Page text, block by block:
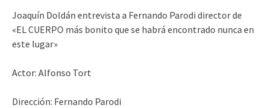
Joaquín Doldán entrevista a Fernando Parodi director de
«EL CUERPO más bonito que se habrá encontrado nunca en
este lugar»
Actor: Alfonso Tort
Dirección: Fernando Parodi